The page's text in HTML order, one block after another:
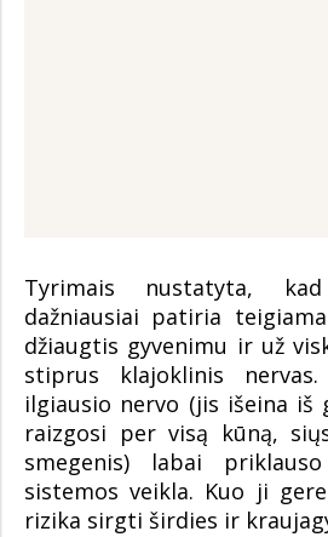
Tyrimais nustatyta,
dažniausiai patiria
džiaugtis gyvenimu ir už
stiprus klajoklinis
ilgiausio nervo (jis išeina iš
raizgosi per visą kūną,
smegenis) labai
sistemos veikla. Kuo ji
rizika sirgti širdies ir